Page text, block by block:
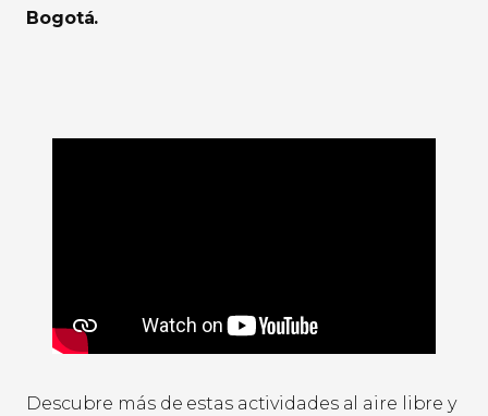
Bogotá.
Descubre más de estas actividades al aire libre y